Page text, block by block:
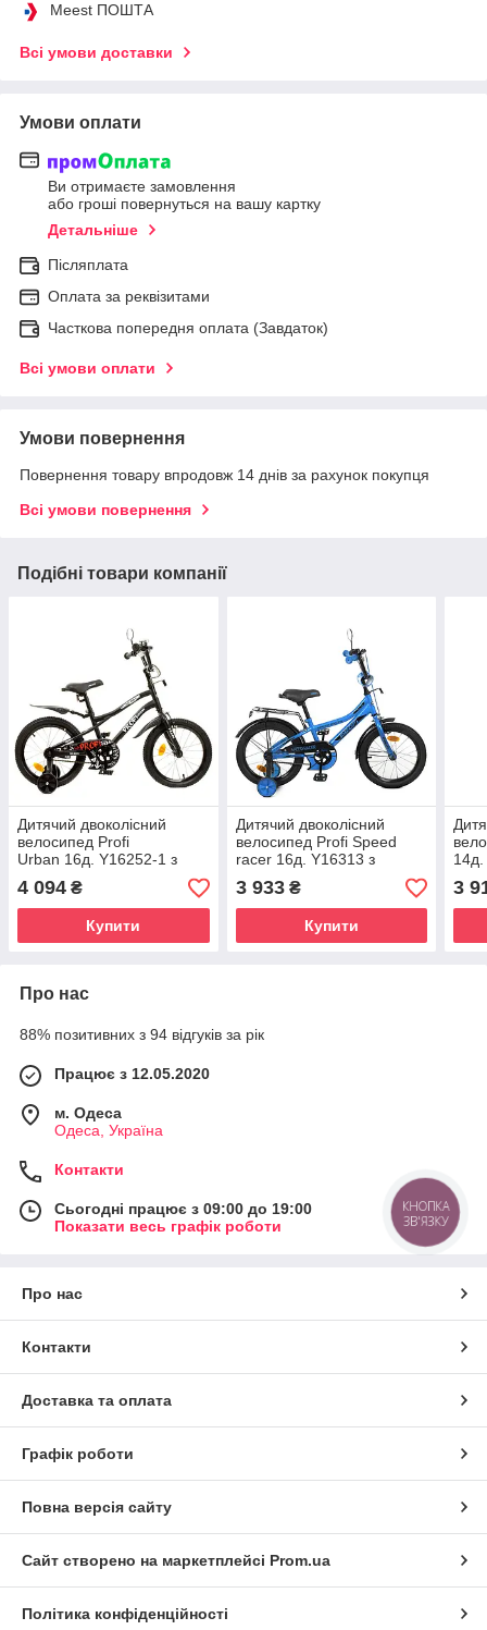
Meest ПОШТА
Всі умови доставки
Умови оплати
Ви отримаєте замовлення
або гроші повернуться на вашу картку
Детальніше
Післяплата
Оплата за реквізитами
Часткова попередня оплата (Завдаток)
Всі умови оплати
Умови повернення
Повернення товару впродовж 14 днів за рахунок покупця
Всі умови повернення
Подібні товари компанії
Дитячий двоколісний
велосипед Profi
Urban 16д. Y16252-1 з
додатковими колесами,
ліхтарик, дзвінок
4 094 ₴
Купити
Дитячий двоколісний
велосипед Profi Speed
racer 16д. Y16313 з
додатковими колесами,
ліхтарик, дзвінок
3 933₴
Купити
14д.
3
Про нас
88% позитивних з 94 відгуків за рік
Працює з 12.05.2020
м. Одеса
Одеса, Україна
Контакти
Сьогодні працює з 09:00 до 19:00
Показати весь графік роботи
Про нас
Контакти
Доставка та оплата
Графік роботи
Повна версія сайту
Сайт створено на маркетплейсі Prom.ua
Політика конфіденційності
КНОПКА
ЗВ'ЯЗКУ